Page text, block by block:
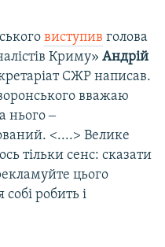
виступив голова
Криму» Андрій
СЖР написав.
вважаю
нього ‒
<....> Велике
тільки сенс: сказати
цього
робить і